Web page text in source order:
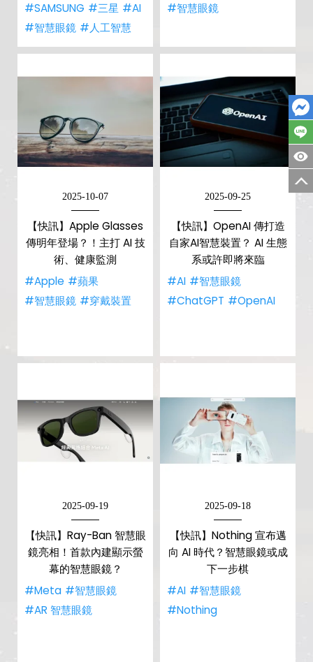
#SAMSUNG #三星 #AI
#智慧眼鏡 #人工智慧
#智慧眼鏡
2025-10-07
【快訊】Apple Glasses
傳明年登場？！主打 AI 技
術、健康監測
#Apple #蘋果
#智慧眼鏡 #穿戴裝置
2025-09-25
【快訊】OpenAI 傳打造
自家AI智慧裝置？ AI 生態
系或許即將來臨
#AI #智慧眼鏡
#ChatGPT #OpenAI
2025-09-19
【快訊】Ray-Ban 智慧眼
鏡亮相！首款內建顯示螢
幕的智慧眼鏡？
#Meta #智慧眼鏡
#AR 智慧眼鏡
2025-09-18
【快訊】Nothing 宣布邁
向 AI 時代？智慧眼鏡或成
下一步棋
#AI #智慧眼鏡
#Nothing